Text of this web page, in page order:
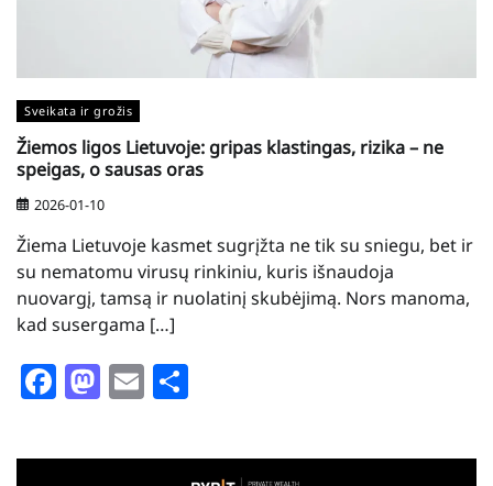
Sveikata ir grožis
Žiemos ligos Lietuvoje: gripas klastingas, rizika – ne
speigas, o sausas oras
2026-01-10
Žiema Lietuvoje kasmet sugrįžta ne tik su sniegu, bet ir
su nematomu virusų rinkiniu, kuris išnaudoja
nuovargį, tamsą ir nuolatinį skubėjimą. Nors manoma,
kad susergama […]
Facebook
Mastodon
Email